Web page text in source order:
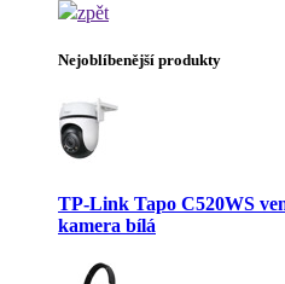
zpět
Nejoblíbenější produkty
TP-Link Tapo C520WS
kamera bílá